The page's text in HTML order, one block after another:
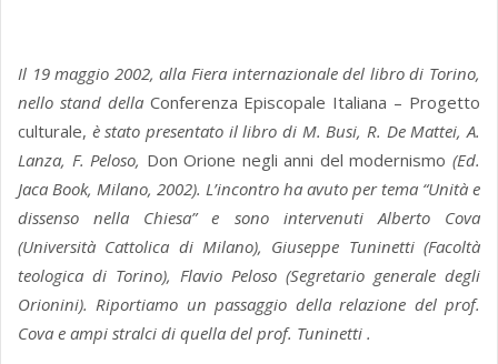
Il 19 maggio 2002, alla Fiera internazionale del libro di Torino,
nello stand dellaConferenza Episcopale Italiana – Progetto
culturale, è stato presentato il libro di M. Busi, R. De Mattei, A.
Lanza, F. Peloso, Don Orione negli anni del modernismo(Ed.
Jaca Book, Milano, 2002). L’incontro ha avuto per tema “Unità e
dissenso nella Chiesa” e sono intervenuti Alberto Cova
(Università Cattolica di Milano), Giuseppe Tuninetti (Facoltà
teologica di Torino), Flavio Peloso (Segretario generale degli
Orionini). Riportiamo un passaggio della relazione del prof.
Cova e ampi stralci di quella del prof. Tuninetti .